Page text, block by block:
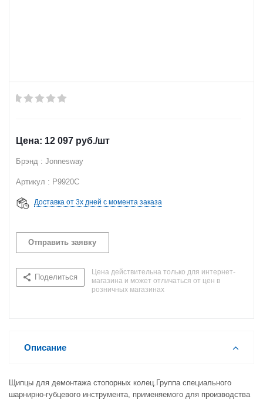
12 097 руб./шт
Брэнд : Jonnesway
Артикул : P9920C
Доставка от 3х дней с момента заказа
Отправить заявку
Поделиться
Цена действительна только для интернет-
магазина и может отличаться от цен в
розничных магазинах
Описание
Щипцы для демонтажа стопорных колец.Группа специального
шарнирно-губцевого инструмента, применяемого для производства